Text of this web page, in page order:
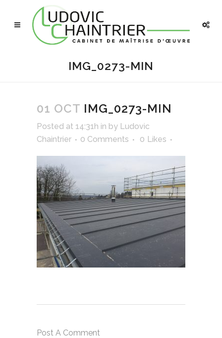
IMG_0273-MIN
01 OCT IMG_0273-MIN
Posted at 14:31h in by Ludovic
Chaintrier
0 Comments 0 Likes
Post A Comment